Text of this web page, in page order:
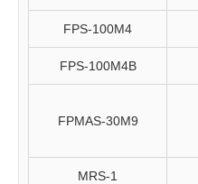
FPS-100M4
FPS-100M4B
FPMAS-30M9
MRS-1